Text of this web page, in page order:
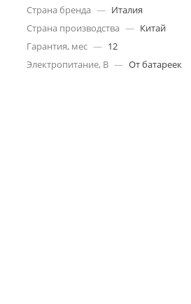
Страна бренда — Италия
Страна производства — Китай
Гарантия, мес — 12
Электропитание, В — От батареек